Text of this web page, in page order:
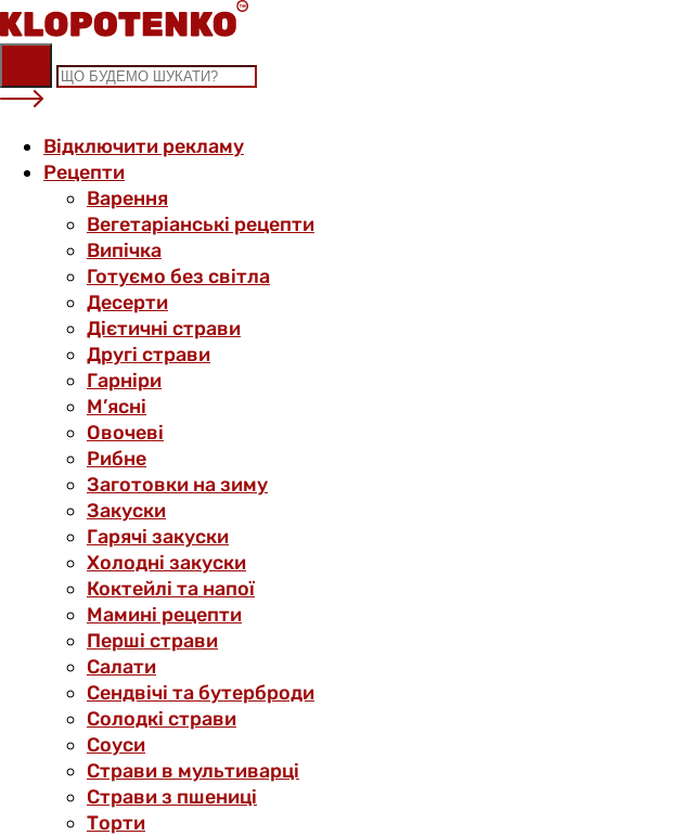
Skip
to
content
Відключити рекламу
Рецепти
Варення
Вегетаріанські рецепти
Випічка
Готуємо без світла
Десерти
Дієтичні страви
Другі страви
Гарніри
М’ясні
Овочеві
Рибне
Заготовки на зиму
Закуски
Гарячі закуски
Холодні закуски
Коктейлі та напої
Мамині рецепти
Перші страви
Салати
Сендвічі та бутерброди
Солодкі страви
Соуси
Страви в мультиварці
Страви з пшениці
Торти